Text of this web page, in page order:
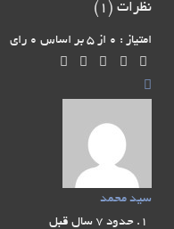
نظرات ( 1
)
امتیاز : 0 از 5 بر اساس 0 رای
سید محمد
حدود 7 سال قبل